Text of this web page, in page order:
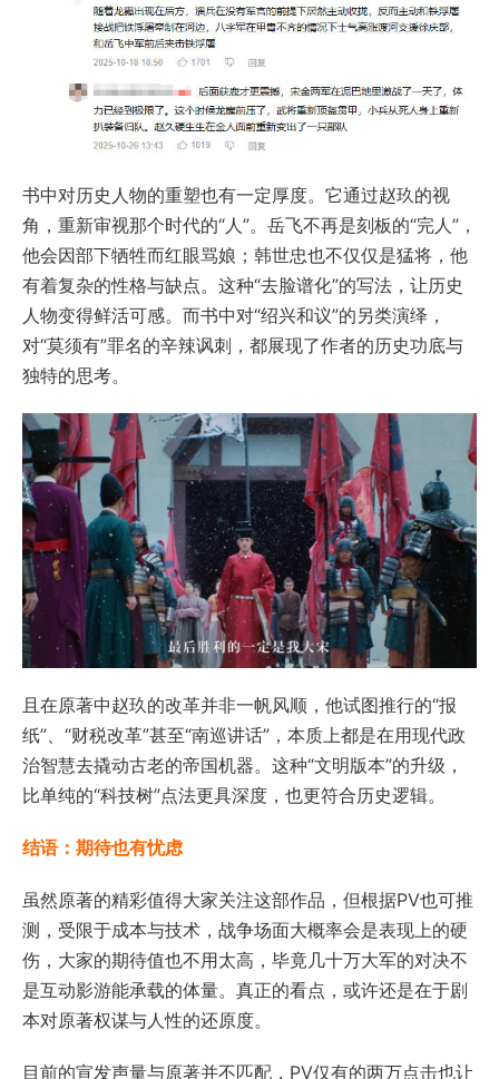
书中对历史人物的重塑也有一定厚度。它通过赵玖的视
角，重新审视那个时代的“人”。岳飞不再是刻板的“完人”，
他会因部下牺牲而红眼骂娘；韩世忠也不仅仅是猛将，他
有着复杂的性格与缺点。这种“去脸谱化”的写法，让历史
人物变得鲜活可感。而书中对“绍兴和议”的另类演绎，
对“莫须有”罪名的辛辣讽刺，都展现了作者的历史功底与
独特的思考。
且在原著中赵玖的改革并非一帆风顺，他试图推行的“报
纸”、“财税改革”甚至“南巡讲话”，本质上都是在用现代政
治智慧去撬动古老的帝国机器。这种“文明版本”的升级，
比单纯的“科技树”点法更具深度，也更符合历史逻辑。
结语：期待也有忧虑
虽然原著的精彩值得大家关注这部作品，但根据PV也可推
测，受限于成本与技术，战争场面大概率会是表现上的硬
伤，大家的期待值也不用太高，毕竟几十万大军的对决不
是互动影游能承载的体量。真正的看点，或许还是在于剧
本对原著权谋与人性的还原度。
目前的宣发声量与原著并不匹配，PV仅有的两万点击也让